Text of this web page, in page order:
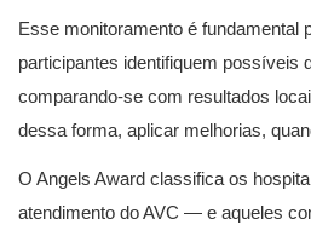
Esse monitoramento é fundamental
participantes identifiquem possíveis
comparando-se com resultados
dessa forma, aplicar melhorias,
O Angels Award classifica os
atendimento do AVC — e aqueles